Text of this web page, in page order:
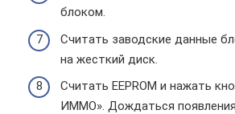
блоком.
Считать заводские данные
на жесткий диск.
Считать EEPROM и нажать
ИММО». Дождаться появления